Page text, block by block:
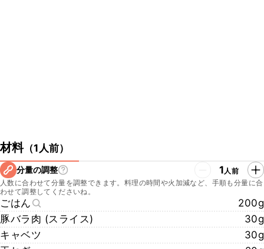
材料（1人前）
分量の調整 1人前
人数に合わせて分量を調整できます。料理の時間や火加減など、手順も分量に合
わせて調整してくださいね。
ごはん
200g
豚バラ肉 (スライス)
30g
キャベツ
30g